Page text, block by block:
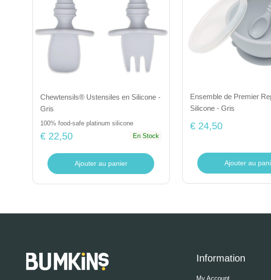
Chewtensils® Ustensiles en Silicone -
Gris
100% food-safe platinum silicone
€ 22,50 En Stock
Ajouter au panier
Ensemble de Premier
Silicone - Gris
€ 24,50
Ajouter au
Information
My Account